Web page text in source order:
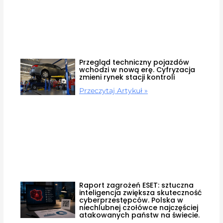
Przegląd techniczny pojazdów
wchodzi w nową erę. Cyfryzacja
zmieni rynek stacji kontroli
Przeczytaj Artykuł »
Raport zagrożeń ESET: sztuczna
inteligencja zwiększa skuteczność
cyberprzestępców. Polska w
niechlubnej czołówce najczęściej
atakowanych państw na świecie.